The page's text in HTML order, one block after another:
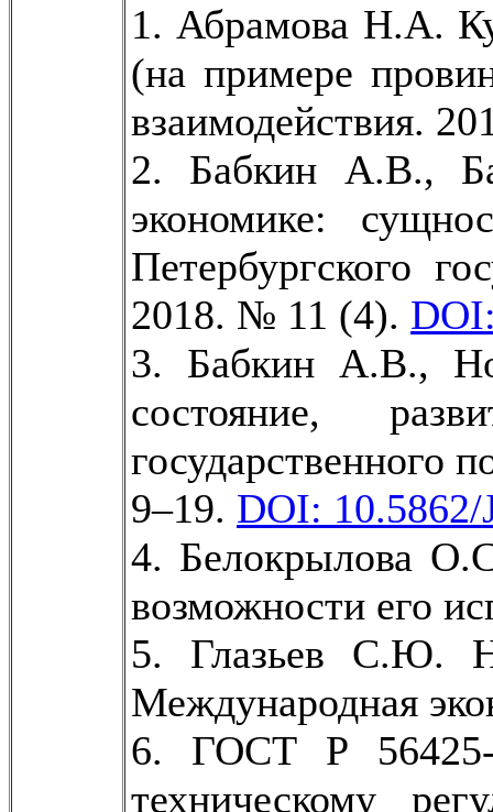
1. Абрамова Н.А.
(на примере
взаимодействия.
2. Бабкин А.В.,
экономике:
Петербургского
2018. № 11 (4).
3. Бабкин А.В.,
состояние,
государственного
9–19. DOI: 10.5862/
4. Белокрылова
возможности его
5. Глазьев С.Ю.
Международная
6. ГОСТ Р 56425-
техническому